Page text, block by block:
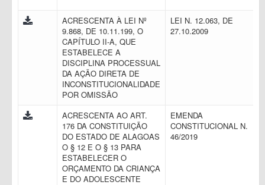
ACRESCENTA À LEI Nº
9.868, DE 10.11.199, O
CAPÍTULO II-A, QUE
ESTABELECE A
DISCIPLINA PROCESSUAL
DA AÇÃO DIRETA DE
INCONSTITUCIONALIDADE
POR OMISSÃO
LEI N. 12.063, DE
27.10.2009
ACRESCENTA AO ART.
176 DA CONSTITUIÇÃO
DO ESTADO DE ALAGOAS
O § 12 E O § 13 PARA
ESTABELECER O
ORÇAMENTO DA CRIANÇA
E DO ADOLESCENTE
EMENDA
CONSTITUCIONAL N.
46/2019